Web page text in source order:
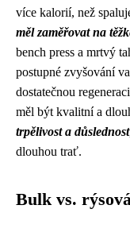
více kalorií, než
měl zaměřovat na
bench press a mrtvý
postupné zvyšování
dostatečnou
měl být kvalitní a
trpělivost a důslednost
dlouhou trať.
Bulk vs.